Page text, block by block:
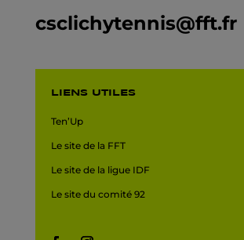
csclichytennis@fft.fr
LIENS UTILES
Ten’Up
Le site de la FFT
Le site de la ligue IDF
Le site du comité 92